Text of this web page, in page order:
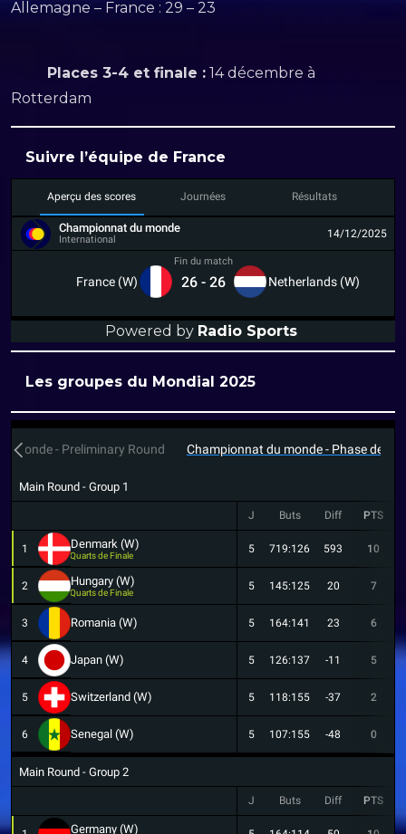
Allemagne – France : 29 – 23
Places 3-4 et finale : 14 décembre à
Rotterdam
Suivre l’équipe de France
Aperçu des scores Journées Résultats
Championnat du monde
International 14/12/2025
France (W)
Fin du match
26 - 26 Netherlands (W)
Powered by Radio Sports
Les groupes du Mondial 2025
monde - Preliminary Round Championnat du monde - Phase de
Main Round - Group 1
J Buts Diff PTS
1 Denmark (W)
Quarts de Finale
5 719:126 593 10
2 Hungary (W)
Quarts de Finale
5 145:125 20 7
3 Romania (W) 5 164:141 23 6
4 Japan (W) 5 126:137 -11 5
5 Switzerland (W) 5 118:155 -37 2
6 Senegal (W) 5 107:155 -48 0
Main Round - Group 2
J Buts Diff PTS
Germany (W)